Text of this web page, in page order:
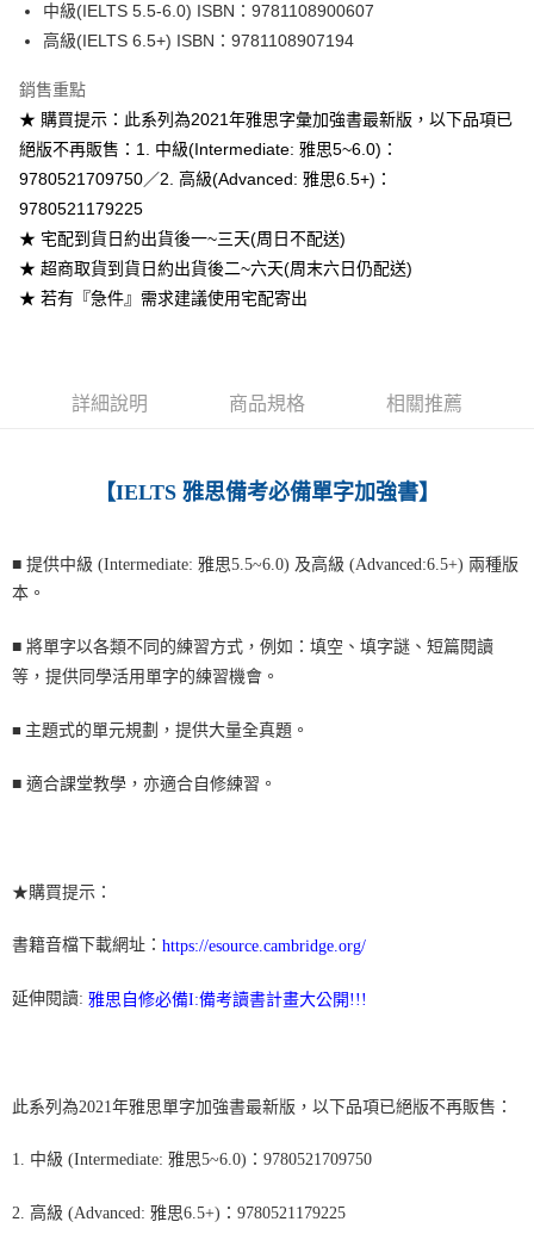
每筆NT$60
每筆NT$60
付款後7-11取貨
每筆NT$60
宅配-台灣本島
每筆NT$100
宅配-離島
中級(IELTS 5.5-6.0) ISBN：9781108900607
高級(IELTS 6.5+) ISBN：9781108907194
銷售重點
★ 購買提示：此系列為2021年雅思字彙加強書最新版，以下品項已
絕版不再販售：1. 中級(Intermediate: 雅思5~6.0)：
9780521709750／2. 高級(Advanced: 雅思6.5+)：
9780521179225
★ 宅配到貨日約出貨後一~三天(周日不配送)
★ 超商取貨到貨日約出貨後二~六天(周末六日仍配送)
★ 若有『急件』需求建議使用宅配寄出
詳細說明 商品規格 相關推薦
【IELTS 雅思備考必備單字加強書】
■ 提供中級 (Intermediate: 雅思5.5~6.0) 及高級 (Advanced:6.5+) 兩種版
本。
■ 將單字以各類不同的練習方式，例如：填空、填字謎、短篇閱讀
等，提供同學活用單字的練習機會。
■ 主題式的單元規劃，提供大量全真題。
■ 適合課堂教學，亦適合自修練習。
★購買提示：
書籍音檔下載網址： https://esource.cambridge.org/
延伸閱讀: 雅思自修必備I:備考讀書計畫大公開!!!
此系列為2021年雅思單字加強書最新版，以下品項已絕版不再販售：
1. 中級 (Intermediate: 雅思5~6.0)：9780521709750
2. 高級 (Advanced: 雅思6.5+)：9780521179225